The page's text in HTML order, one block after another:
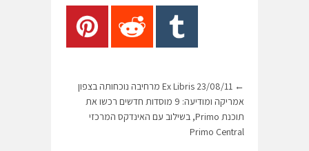
←
23/08/11 Ex Libris מרחיבה נוכחותה בצפון
אמריקה ומודיעה: 9 מוסדות חדשים רכשו את
תוכנת Primo, בשילוב עם האינדקס המרכזי
Primo Central